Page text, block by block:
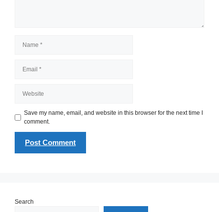
Save my name, email, and website in this browser for the next time I
comment.
Search